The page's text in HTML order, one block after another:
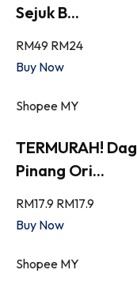
Sejuk B...
RM49 RM24
Buy Now
Shopee MY
TERMURAH!
Pinang Ori...
RM17.9 RM17.9
Buy Now
Shopee MY